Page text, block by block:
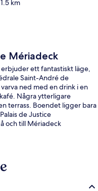
km
Mériadeck
ett fantastiskt läge,
Saint-André de
ned med en drink i en
Några ytterligare
terrass. Boendet ligger bara
de Justice
och till Mériadeck